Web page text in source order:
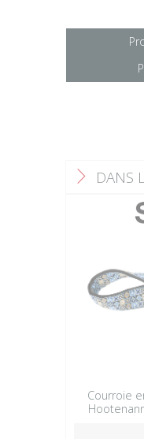
F DANS
Courroie